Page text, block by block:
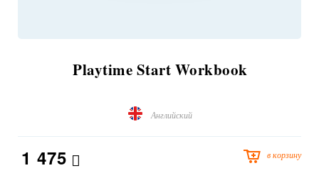
Playtime Start Workbook
Английский
1 475 в корзину